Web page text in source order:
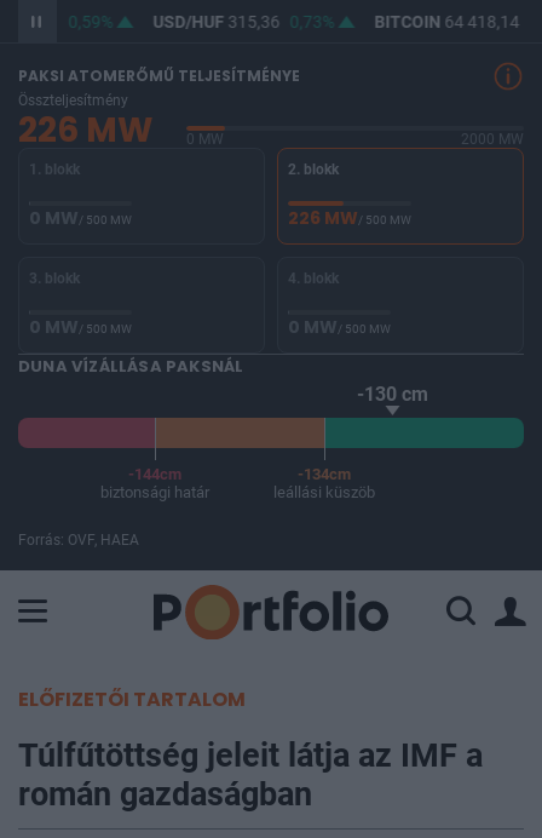
363,88 0,59% USD/HUF315,36 0,73% BITCOIN64 418,14
PAKSI ATOMERŐMŰ TELJESÍTMÉNYE
Összteljesítmény
226 MW 0 MW
2000 MW
1. blokk
0 MW/ 500 MW
2. blokk
226 MW/ 500 MW
3. blokk
0 MW/ 500 MW
4. blokk
0 MW/ 500 MW
DUNA VÍZÁLLÁSA PAKSNÁL
-130 cm
-144cm
biztonsági határ
-134cm
leállási küszöb
Forrás: OVF, HAEA
ELŐFIZETŐI TARTALOM
Túlfűtöttség jeleit látja az IMF a
román gazdaságban